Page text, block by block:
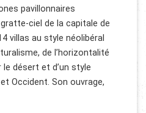
pavillonnaires
ciel de la capitale de
villas au style néolibéral
de l’horizontalité
le désert et d’un style
Occident. Son ouvrage,